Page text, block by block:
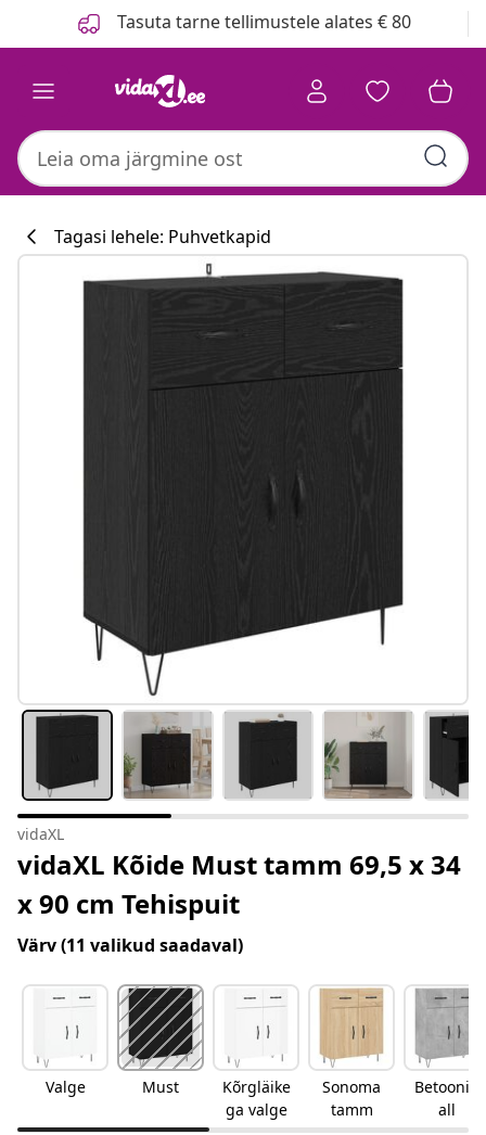
Tasuta tarne tellimustele alates € 80
Tagasi lehele: Puhvetkapid
vidaXL
vidaXL Kõide Must tamm 69,5 x 34
x 90 cm Tehispuit
Värv(11 valikud saadaval)
Valge Must
Kõrgläike
ga valge
Sonoma
tamm
Betoonih
all